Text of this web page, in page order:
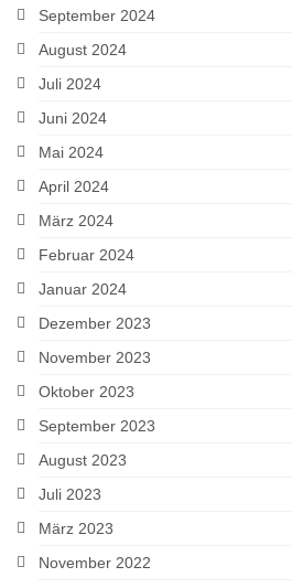
September 2024
August 2024
Juli 2024
Juni 2024
Mai 2024
April 2024
März 2024
Februar 2024
Januar 2024
Dezember 2023
November 2023
Oktober 2023
September 2023
August 2023
Juli 2023
März 2023
November 2022